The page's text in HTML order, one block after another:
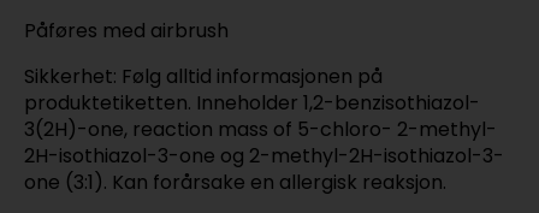
Påføres med airbrush
Sikkerhet: Følg alltid informasjonen på
produktetiketten. Inneholder 1,2-benzisothiazol-
3(2H)-one, reaction mass of 5-chloro- 2-methyl-
2H-isothiazol-3-one og 2-methyl-2H-isothiazol-3-
one (3:1). Kan forårsake en allergisk reaksjon.